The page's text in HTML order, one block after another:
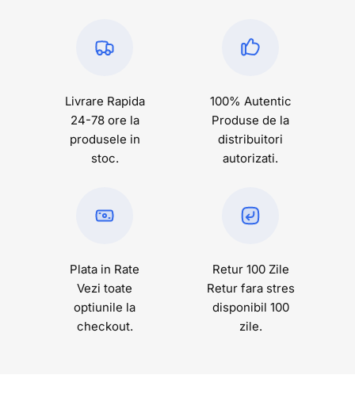
Livrare Rapida
24-78 ore la
produsele in
stoc.
100% Autentic
Produse de la
distribuitori
autorizati.
Plata in Rate
Vezi toate
optiunile la
checkout.
Retur 100 Zile
Retur fara stres
disponibil 100
zile.